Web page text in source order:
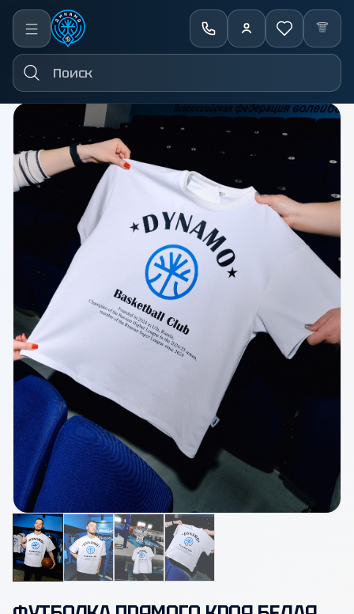
←Назад
Открыть фото